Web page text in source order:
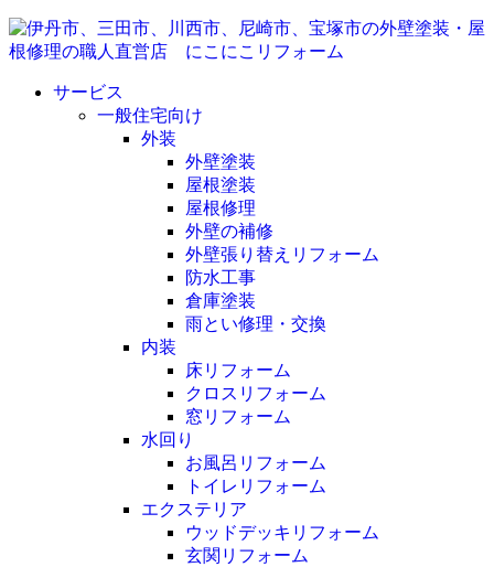
サービス
一般住宅向け
外装
外壁塗装
屋根塗装
屋根修理
外壁の補修
外壁張り替えリフォーム
防水工事
倉庫塗装
雨とい修理・交換
内装
床リフォーム
クロスリフォーム
窓リフォーム
水回り
お風呂リフォーム
トイレリフォーム
エクステリア
ウッドデッキリフォーム
玄関リフォーム